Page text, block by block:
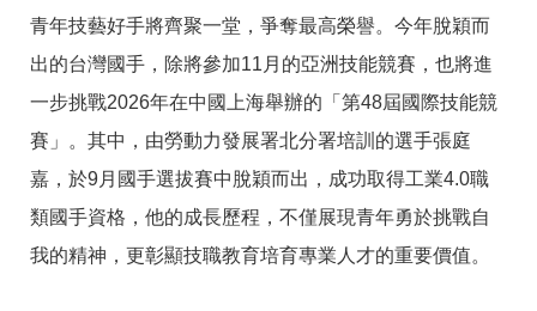
意
信
箱
常
見
問
答
雙
語
詞
彙
RSS
青年技藝好手將齊聚一堂，爭奪最高榮譽。今年脫穎而
出的台灣國手，除將參加11月的亞洲技能競賽，也將進
一步挑戰2026年在中國上海舉辦的「第48屆國際技能競
賽」。其中，由勞動力發展署北分署培訓的選手張庭
嘉，於9月國手選拔賽中脫穎而出，成功取得工業4.0職
類國手資格，他的成長歷程，不僅展現青年勇於挑戰自
我的精神，更彰顯技職教育培育專業人才的重要價值。